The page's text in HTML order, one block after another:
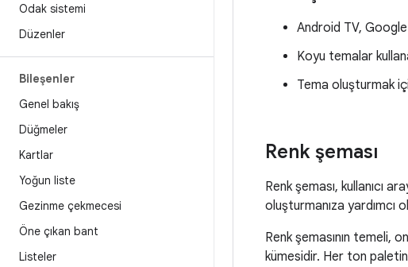
Odak sistemi
Düzenler
Bileşenler
Genel bakış
Düğmeler
Kartlar
Yoğun liste
Gezinme çekmecesi
Öne çıkan bant
Listeler
Android TV,
Koyu temalar
Tema oluşturmak
Renk şeması
Renk şeması, kullanıcı
oluşturmanıza yardımcı
Renk şemasının temeli,
kümesidir. Her ton